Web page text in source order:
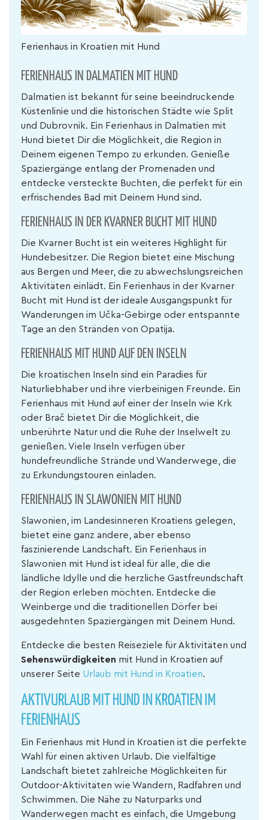
Ferienhaus in Kroatien mit Hund
FERIENHAUS IN DALMATIEN MIT HUND
Dalmatien ist bekannt für seine beeindruckende
Küstenlinie und die historischen Städte wie Split
und Dubrovnik. Ein Ferienhaus in Dalmatien mit
Hund bietet Dir die Möglichkeit, die Region in
Deinem eigenen Tempo zu erkunden. Genieße
Spaziergänge entlang der Promenaden und
entdecke versteckte Buchten, die perfekt für ein
erfrischendes Bad mit Deinem Hund sind.
FERIENHAUS IN DER KVARNER BUCHT MIT HUND
Die Kvarner Bucht ist ein weiteres Highlight für
Hundebesitzer. Die Region bietet eine Mischung
aus Bergen und Meer, die zu abwechslungsreichen
Aktivitäten einlädt. Ein Ferienhaus in der Kvarner
Bucht mit Hund ist der ideale Ausgangspunkt für
Wanderungen im Učka-Gebirge oder entspannte
Tage an den Stränden von Opatija.
FERIENHAUS MIT HUND AUF DEN INSELN
Die kroatischen Inseln sind ein Paradies für
Naturliebhaber und ihre vierbeinigen Freunde. Ein
Ferienhaus mit Hund auf einer der Inseln wie Krk
oder Brač bietet Dir die Möglichkeit, die
unberührte Natur und die Ruhe der Inselwelt zu
genießen. Viele Inseln verfügen über
hundefreundliche Strände und Wanderwege, die
zu Erkundungstouren einladen.
FERIENHAUS IN SLAWONIEN MIT HUND
Slawonien, im Landesinneren Kroatiens gelegen,
bietet eine ganz andere, aber ebenso
faszinierende Landschaft. Ein Ferienhaus in
Slawonien mit Hund ist ideal für alle, die die
ländliche Idylle und die herzliche Gastfreundschaft
der Region erleben möchten. Entdecke die
Weinberge und die traditionellen Dörfer bei
ausgedehnten Spaziergängen mit Deinem Hund.
Entdecke die besten Reiseziele für Aktivitäten und
Sehenswürdigkeiten mit Hund in Kroatien auf
unserer Seite Urlaub mit Hund in Kroatien.
AKTIVURLAUB MIT HUND IN KROATIEN IM
FERIENHAUS
Ein Ferienhaus mit Hund in Kroatien ist die perfekte
Wahl für einen aktiven Urlaub. Die vielfältige
Landschaft bietet zahlreiche Möglichkeiten für
Outdoor-Aktivitäten wie Wandern, Radfahren und
Schwimmen. Die Nähe zu Naturparks und
Wanderwegen macht es einfach, die Umgebung